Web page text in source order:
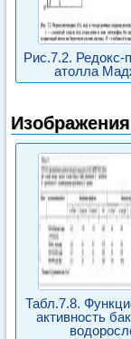
Рис.7.2. Редокс-
атолла
Табл.7.8.
активность